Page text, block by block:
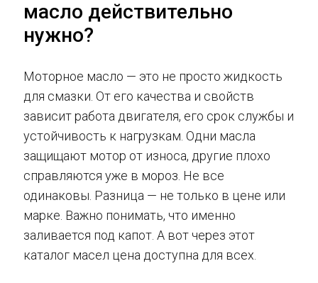
масло действительно
нужно?
Моторное масло — это не просто жидкость
для смазки. От его качества и свойств
зависит работа двигателя, его срок службы и
устойчивость к нагрузкам. Одни масла
защищают мотор от износа, другие плохо
справляются уже в мороз. Не все
одинаковы. Разница — не только в цене или
марке. Важно понимать, что именно
заливается под капот. А вот через этот
каталог масел цена доступна для всех.